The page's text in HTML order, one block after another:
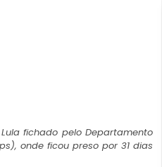
Lula fichado pelo Departamento
onde ficou preso por 31 dias